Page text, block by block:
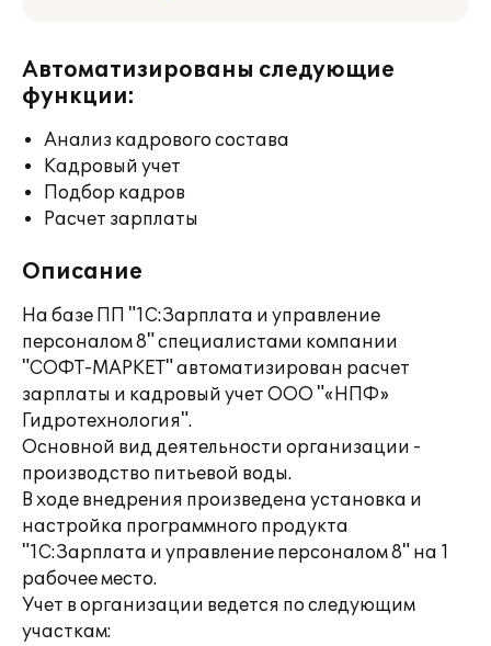
Автоматизированы следующие
функции:
Анализ кадрового состава
Кадровый учет
Подбор кадров
Расчет зарплаты
Описание
На базе ПП "1С:Зарплата и управление
персоналом 8" специалистами компании
"СОФТ-МАРКЕТ" автоматизирован расчет
зарплаты и кадровый учет ООО "«НПФ»
Гидротехнология".
Основной вид деятельности организации -
производство питьевой воды.
В ходе внедрения произведена установка и
настройка программного продукта
"1С:Зарплата и управление персоналом 8" на 1
рабочее место.
Учет в организации ведется по следующим
участкам: